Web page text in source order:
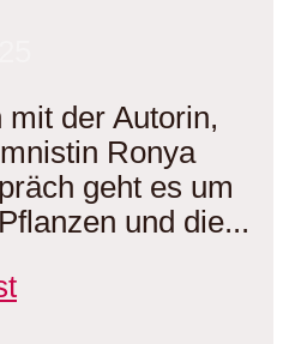
der Autorin,
Ronya
geht es um
und die...